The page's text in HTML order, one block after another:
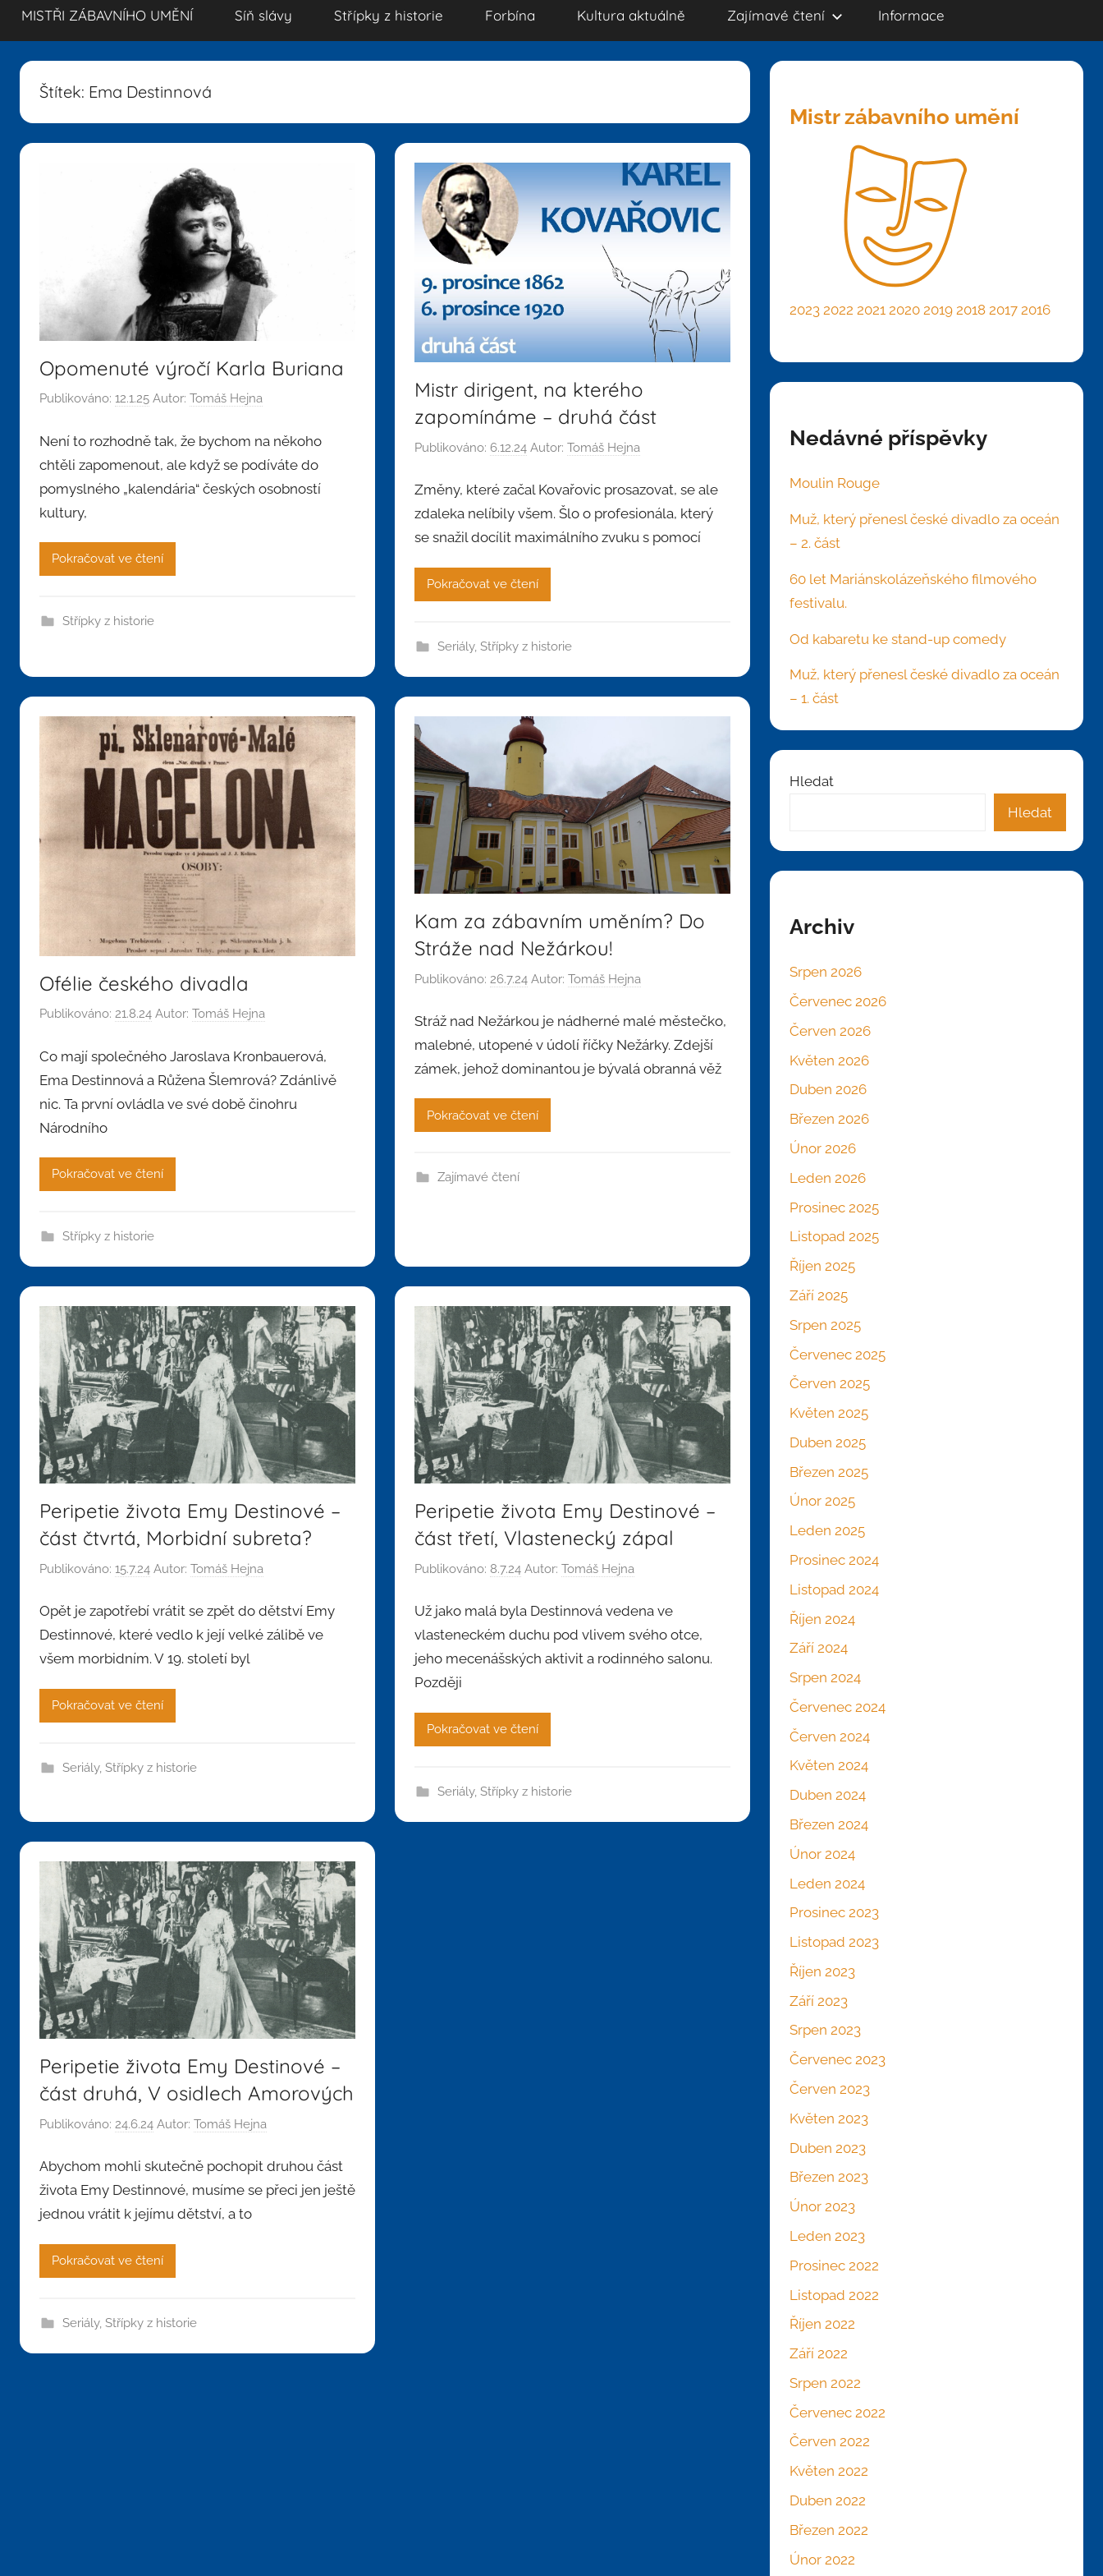
MISTŘI ZÁBAVNÍHO UMĚNÍ Síň slávy Střípky z historie Forbína Kultura aktuálně Zajímavé čtení Informace
Štítek: Ema Destinnová
Opomenuté výročí Karla Buriana
Publikováno: 12.1.25 Autor: Tomáš Hejna
Není to rozhodně tak, že bychom na někoho
chtěli zapomenout, ale když se podíváte do
pomyslného „kalendária“ českých osobností
kultury,
Pokračovat ve čtení
Střípky z historie
Mistr dirigent, na kterého
zapomínáme – druhá část
Publikováno:6.12.24 Autor:Tomáš Hejna
Změny, které začal Kovařovic prosazovat, se ale
zdaleka nelíbily všem. Šlo o profesionála, který
se snažil docílit maximálního zvuku s pomocí
Pokračovat ve čtení
Seriály, Střípky z historie
Ofélie českého divadla
Publikováno: 21.8.24 Autor: Tomáš Hejna
Co mají společného Jaroslava Kronbauerová,
Ema Destinnová a Růžena Šlemrová? Zdánlivě
nic. Ta první ovládla ve své době činohru
Národního
Pokračovat ve čtení
Střípky z historie
Kam za zábavním uměním? Do
Stráže nad Nežárkou!
Publikováno:26.7.24 Autor:Tomáš Hejna
Stráž nad Nežárkou je nádherné malé městečko,
malebné, utopené v údolí říčky Nežárky. Zdejší
zámek, jehož dominantou je bývalá obranná věž
Pokračovat ve čtení
Zajímavé čtení
Peripetie života Emy Destinové –
část čtvrtá, Morbidní subreta?
Publikováno: 15.7.24 Autor: Tomáš Hejna
Opět je zapotřebí vrátit se zpět do dětství Emy
Destinnové, které vedlo k její velké zálibě ve
všem morbidním. V 19. století byl
Pokračovat ve čtení
Seriály, Střípky z historie
Peripetie života Emy Destinové –
část třetí, Vlastenecký zápal
Publikováno: 8.7.24 Autor:Tomáš Hejna
Už jako malá byla Destinnová vedena ve
vlasteneckém duchu pod vlivem svého otce,
jeho mecenášských aktivit a rodinného salonu.
Později
Pokračovat ve čtení
Seriály, Střípky z historie
Peripetie života Emy Destinové –
část druhá, V osidlech Amorových
Publikováno: 24.6.24 Autor: Tomáš Hejna
Abychom mohli skutečně pochopit druhou část
života Emy Destinnové, musíme se přeci jen ještě
jednou vrátit k jejímu dětství, a to
Pokračovat ve čtení
Seriály, Střípky z historie
Mistr zábavního umění
2023 2022 2021 2020 2019 2018 2017 2016
Nedávné příspěvky
Moulin Rouge
Muž, který přenesl české divadlo za oceán
– 2. část
60 let Mariánskolázeňského filmového
festivalu.
Od kabaretu ke stand-up comedy
Muž, který přenesl české divadlo za oceán
– 1. část
Hledat
Hledat
Archiv
Srpen 2026
Červenec 2026
Červen 2026
Květen 2026
Duben 2026
Březen 2026
Únor 2026
Leden 2026
Prosinec 2025
Listopad 2025
Říjen 2025
Září 2025
Srpen 2025
Červenec 2025
Červen 2025
Květen 2025
Duben 2025
Březen 2025
Únor 2025
Leden 2025
Prosinec 2024
Listopad 2024
Říjen 2024
Září 2024
Srpen 2024
Červenec 2024
Červen 2024
Květen 2024
Duben 2024
Březen 2024
Únor 2024
Leden 2024
Prosinec 2023
Listopad 2023
Říjen 2023
Září 2023
Srpen 2023
Červenec 2023
Červen 2023
Květen 2023
Duben 2023
Březen 2023
Únor 2023
Leden 2023
Prosinec 2022
Listopad 2022
Říjen 2022
Září 2022
Srpen 2022
Červenec 2022
Červen 2022
Květen 2022
Duben 2022
Březen 2022
Únor 2022